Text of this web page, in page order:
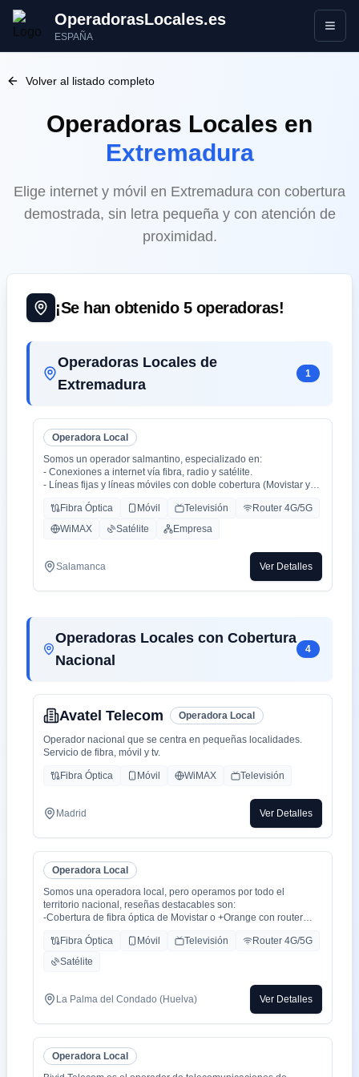
OperadorasLocales.es
ESPAÑA Abrir
Volver al listado completo
Operadoras Locales en
Extremadura
Elige internet y móvil en Extremadura con cobertura
demostrada, sin letra pequeña y con atención de
proximidad.
¡Se han obtenido 5operadoras!
Operadoras Locales de
Extremadura
1
Operadora Local
Somos un operador salmantino, especializado en:
- Conexiones a internet vía fibra, radio y satélite.
- Líneas fijas y líneas móviles con doble cobertura (Movistar y
- Centralitas físicas y virtuales.
- Ciberseguridad.
- Inteligencia Artificial aplicada (en proceso).
Fibra Óptica Móvil Televisión
Router 4G/5G
WiMAX
Satélite Empresa
Salamanca Ver Detalles
Operadoras Locales con Cobertura
Nacional
4
Avatel Telecom Operadora Local
Operador nacional que se centra en pequeñas localidades.
Servicio de fibra, móvil y tv.
Fibra Óptica Móvil WiMAX Televisión
Madrid Ver Detalles
Operadora Local
Somos una operadora local, pero operamos por todo el
territorio nacional, reseñas destacables son:
-Cobertura de fibra óptica de Movistar o +Orange con router
-Cobertura movil con triple cobertura Orange, Yoigo y Movistar
-TV con todo el deporte o con toda la plataformas de cine y
series como Netflix, HBO, Amazon Prime, Apple TV, Disney+
-También somos colaboradores con alarmas de la marca ADT
con la mayor red de alarma de Europa.
cliente es humana y rapidez en solución de problemas que es
lo que está falta la sociedad.
Fibra Óptica Móvil Televisión
Router 4G/5G
Satélite
La Palma del Condado (Huelva) Ver Detalles
Operadora Local